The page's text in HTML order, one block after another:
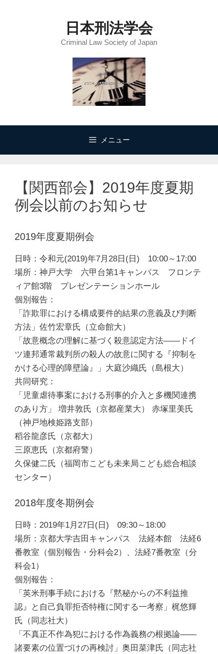
日本刑法学会
Criminal Law Society of Japan
メニュー
【関西部会】2019年度夏期
例会以前のお知らせ
2019年度夏期例会
日時：令和元(2019)年7月28日(日) 10:00～17:00
場所：神戸大学 六甲台第1キャンパス フロンテ
ィア館3階 プレゼンテーションホール
個別報告：
「詐欺罪における構成要件的結果の意義及び判断
方法」佐竹宏章氏（立命館大）
「故意概念の理解に基づく殺意認定方法――ドイ
ツ連邦通常裁判所の殺人の故意に関する『抑制を
かける心理的障壁論』」大庭沙織氏（島根大）
共同研究：
「児童虐待事案における刑事的介入と多機関連携
のあり方」 増井敦氏（京都産業大） 赤塚里美氏
（神戸地検姫路支部）
稻谷龍彦氏（京都大）
三原恵氏（京都府警）
久保健二氏（福岡市こども未来局こども総合相談
センター）
2018年度冬期例会
日時：2019年1月27日(日) 09:30～18:00
場所：京都大学吉田キャンパス 法経本館 法経6
番教室（個別報告・分科会2）、法経7番教室（分
科会1）
個別報告：
「英米刑事手続における『黙秘からの不利益推
認』と自己負罪拒否特権に関する一考察」梶悠輝
氏（同志社大）
「不真正不作為犯における作為義務の根拠論――
諸要素の位置づけの再検討」奥田菜津氏（同志社